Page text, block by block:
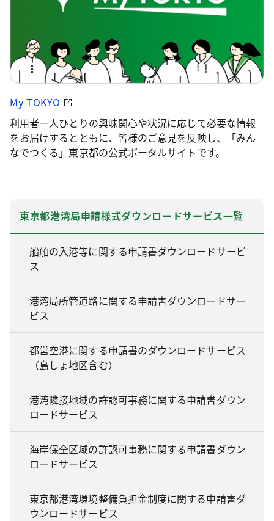
My TOKYO
利用者一人ひとりの興味関心や状況に応じて必要な情報
をお届けするとともに、皆様のご意見を反映し、「みん
なでつくる」東京都の公式ポータルサイトです。
東京都港湾局申請様式ダウンロードサービス一覧
船舶の入港等に関する申請書ダウンロードサービ
ス
港湾局所管道路に関する申請書ダウンロードサー
ビス
都営空港に関する申請書のダウンロードサービス
（島しょ地区含む）
港湾隣接地域の許認可事務に関する申請書ダウン
ロードサービス
海岸保全区域の許認可事務に関する申請書ダウン
ロードサービス
東京都港湾環境整備負担金制度に関する申請書ダ
ウンロードサービス